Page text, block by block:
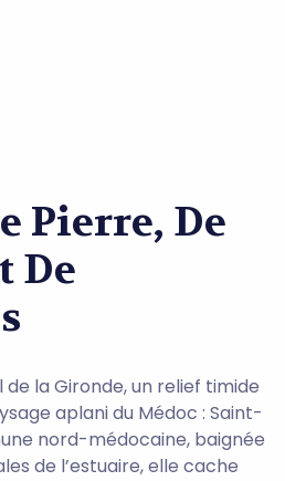
Pierre, De
De
de la Gironde, un relief timide
aplani du Médoc : Saint-
nord-médocaine, baignée
de l’estuaire, elle cache